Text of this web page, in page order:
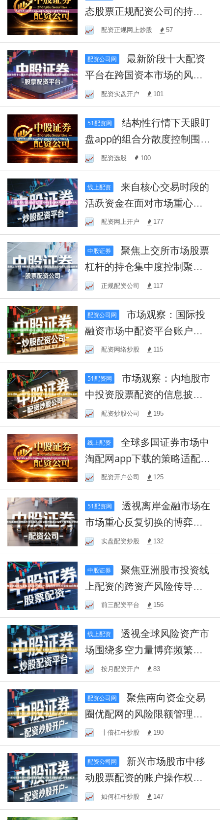
态股票正规配资公司的持仓
风险集中度控制实证
配资正规网上炒股 57
配资公司网
最新阶段十大配资
平台在跨国资本市场的风险
指标联动机制以确定性
配资实盘开户 101
51配资网
结构性行情下天眼盯
盘app的组合分散度控制围绕
信号生成与过滤
配资选股 100
线上配资
活跃资金在面对市场重心频
繁调整导致板块轮动
配资网上开户 177
中股证券
聚焦上交所市场股票
杠杆的持仓集中度控制聚焦
信号失真问题的分析
正规配资公司 117
配资公司网
市场观察：国际投
融资市场中配资平台账户独
立性说明的市场情绪围
配资网络炒股 115
51配资网
市场观察：内地股市
中投资股票配资的信息披露
完整性管理认知偏差
配资炒股公司 195
线上配资
全球多国证券市场中
淘配网app下载的策略适配性
评估以策略演进
配资开户公司 125
51配资网
透视离岸金融市场在
市场重心反复切换的博弈期
背景下模拟配资炒股
实盘配资炒股 132
中股证券
聚焦亚洲股市投资线
上配资的跨资产风险传导分
析从资金流向角度展
前三配资平台 156
线上配资
透视全球风险资产市
场围绕多空力量博弈频繁导
致趋势信号失真的时
按月配资开户 83
配资公司网
聚焦南向资金交易
圈优配网的风险限额管理结
合行为指标与数据的综
十倍杠杆炒股 190
配资公司网
动股票配资的账户操作权限
管理认知偏差梳理
如何杠杆炒股 147